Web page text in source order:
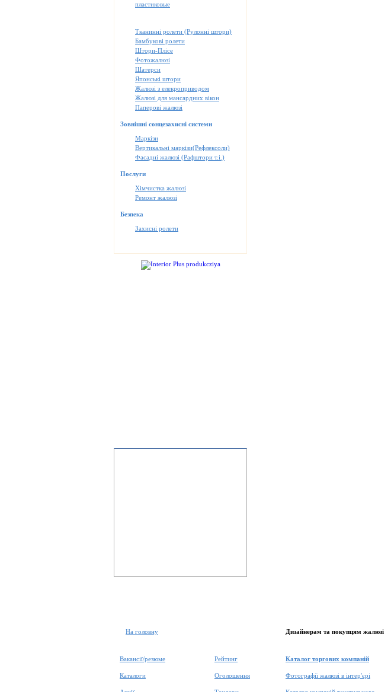
пластиковые
Тканинні ролети (Рулонні штори)
Бамбукові ролети
Штори-Плісе
Фотожалюзі
Шатерси
Японські штори
Жалюзі з елекроприводом
Жалюзі для мансардних вікон
Паперові жалюзі
Зовнішні сонцезахисні системи
Маркізи
Вертикальні маркізи(Рефлексоли)
Фасадні жалюзі (Рафштори т.і.)
Послуги
Хімчистка жалюзі
Ремонт жалюзі
Безпека
Захисні ролети
На головну
Вакансії/резюме
Каталоги
Рейтинг
Оголошення
Дизайнерам та покупцям жалюзі
Каталог торгових компаній
Фотографії жалюзі в інтер'єрі